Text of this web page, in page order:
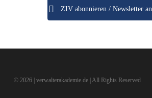
ZIV abonnieren / Newsletter
© 2026 | verwalterakademie.de | All Rights Reserved